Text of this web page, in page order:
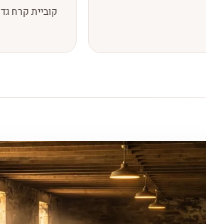
קוביית קרח